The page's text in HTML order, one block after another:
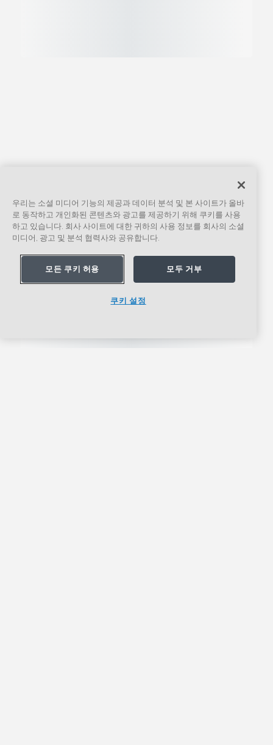
우리는 소셜 미디어 기능의 제공과 데이터 분석 및 본 사이트가 올바
로 동작하고 개인화된 콘텐츠와 광고를 제공하기 위해 쿠키를 사용
하고 있습니다. 회사 사이트에 대한 귀하의 사용 정보를 회사의 소셜
미디어, 광고 및 분석 협력사와 공유합니다.
모든 쿠키 허용 모두 거부
쿠키 설정